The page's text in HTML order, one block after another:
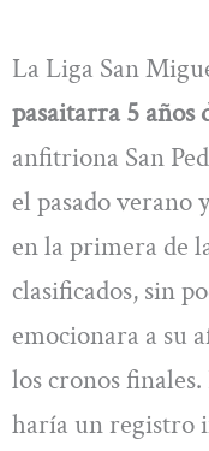
La Liga San
pasaitarra 5 años
anfitriona San
el pasado verano
en la primera de
clasificados, sin
emocionara a su
los cronos
haría un registro